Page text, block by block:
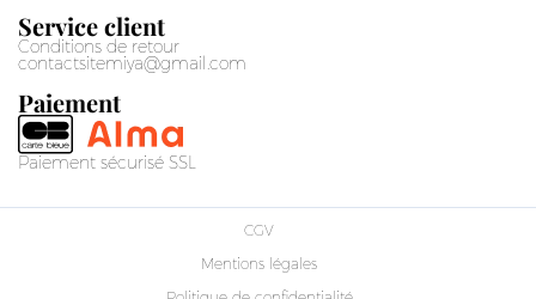
Service client
Conditions de retour
contactsitemiya@gmail.com
Paiement
Paiement sécurisé SSL
CGV
Mentions légales